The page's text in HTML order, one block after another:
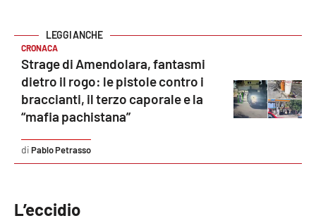
CRONACA
Strage di Amendolara, fantasmi
dietro il rogo: le pistole contro i
braccianti, il terzo caporale e la
“mafia pachistana”
Pablo Petrasso
L’eccidio